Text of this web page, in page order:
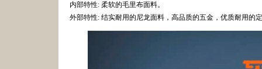
内部特性: 柔软的毛里布面料。
外部特性: 结实耐用的尼龙面料，高品质的五金，优质耐用的